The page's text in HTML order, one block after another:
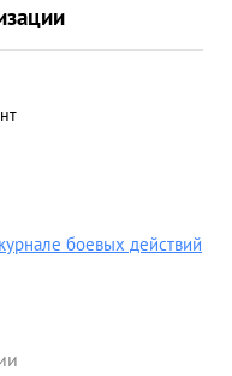
боевых действий